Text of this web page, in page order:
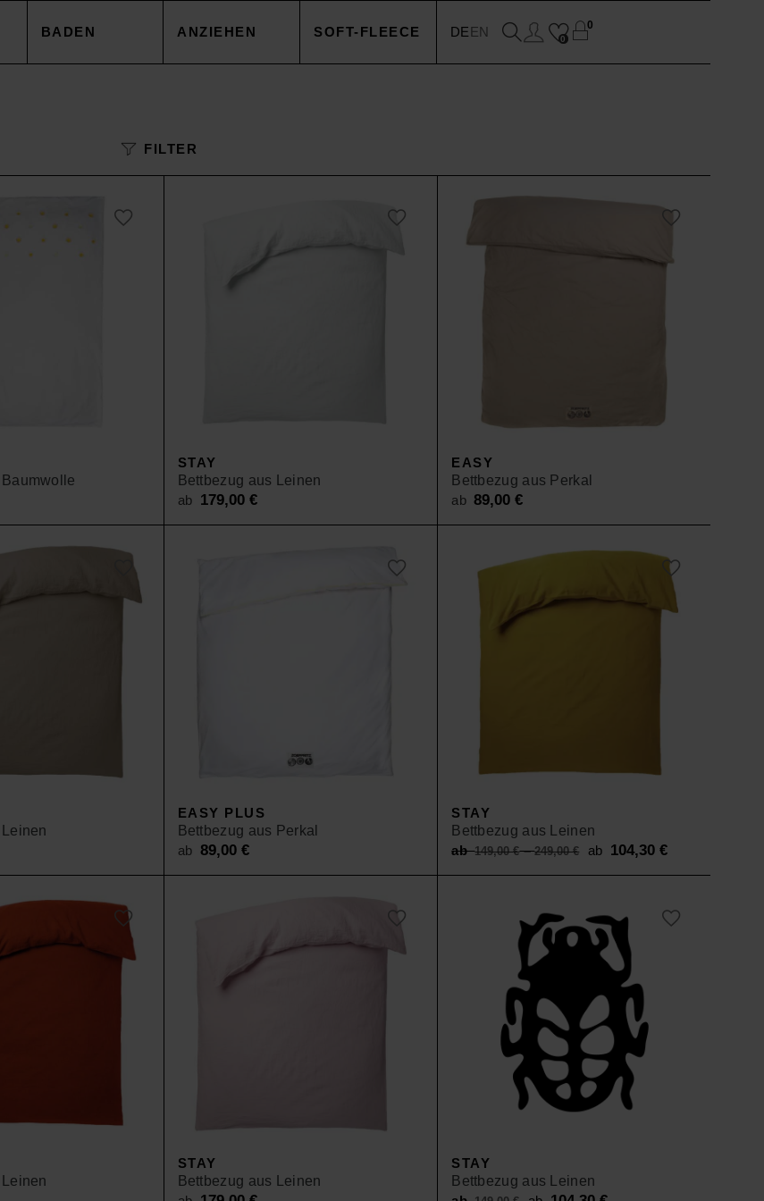
BADEN
ACCESSOIRES
SALE
ANZIEHEN
CAPES & MÄNTEL
SOFT-FLEECE
ACCESSOIRES
DEEN 0
0
FILTER
STAY
Bettbezug aus Leinen
ab 179,00 €
EASY
Bettbezug aus Perkal
ab89,00€
EASY PLUS
Bettbezug aus Perkal
ab 89,00 €
STAY
Bettbezug aus Leinen
ab149,00€–249,00€
Original
price
ab 149,00 €
–
249,00 €.
ab 104,30 €Current
price
ab 104,30 €.
STAY
Bettbezug aus Leinen
STAY
Bettbezug aus Leinen